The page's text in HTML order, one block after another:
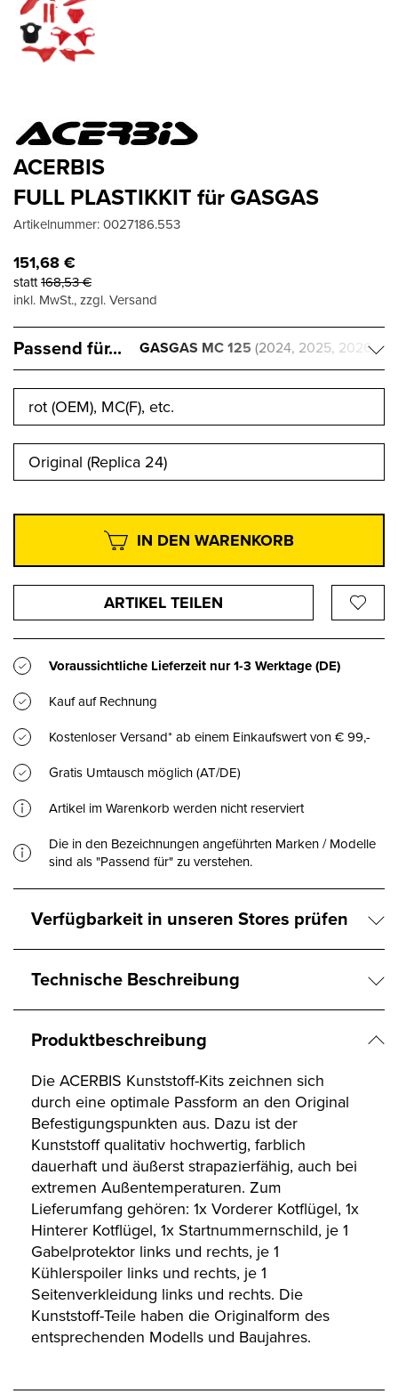
ACERBIS
FULL PLASTIKKIT für GASGAS
Artikelnummer:0027186.553
151,68€
statt168,53€
inkl. MwSt., zzgl. Versand
Passend für... GASGAS MC 125 (2024, 2025, 2026,
rot (OEM), MC(F), etc.
Original (Replica 24)
IN DEN WARENKORB
ARTIKEL TEILEN
Voraussichtliche Lieferzeit nur1-3 Werktage(DE)
Kauf auf Rechnung
Kostenloser Versand* ab einem Einkaufswert von € 99,-
Gratis Umtausch möglich (AT/DE)
Artikel im Warenkorb werden nicht reserviert
Die in den Bezeichnungen angeführten Marken / Modelle
sind als "Passend für" zu verstehen.
Verfügbarkeit in unseren Stores prüfen
Technische Beschreibung
Produktbeschreibung
Die ACERBIS Kunststoff-Kits zeichnen sich
durch eine optimale Passform an den Original
Befestigungspunkten aus. Dazu ist der
Kunststoff qualitativ hochwertig, farblich
dauerhaft und äußerst strapazierfähig, auch bei
extremen Außentemperaturen. Zum
Lieferumfang gehören: 1x Vorderer Kotflügel, 1x
Hinterer Kotflügel, 1x Startnummernschild, je 1
Gabelprotektor links und rechts, je 1
Kühlerspoiler links und rechts, je 1
Seitenverkleidung links und rechts. Die
Kunststoff-Teile haben die Originalform des
entsprechenden Modells und Baujahres.